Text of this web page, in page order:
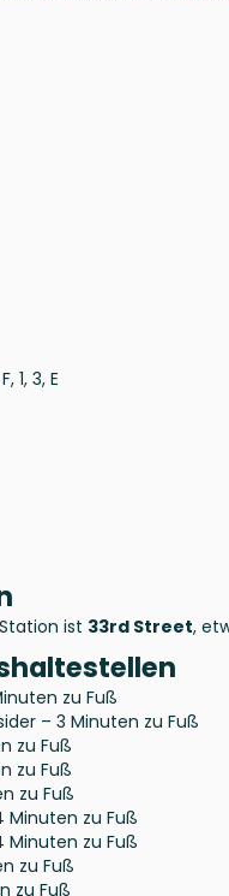
1, 3, E
ist 33rd Street,
zu Fuß
– 3 Minuten zu Fuß
zu Fuß
zu Fuß
zu Fuß
Minuten zu Fuß
Minuten zu Fuß
zu Fuß
zu Fuß